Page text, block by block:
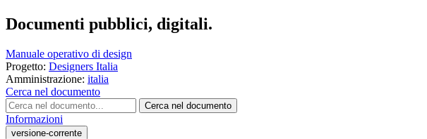
Documenti pubblici, digitali.
Manuale operativo di design
Progetto: Designers Italia
Amministrazione: italia
Cerca nel documento
Cerca nel documento
Informazioni
versione-corrente